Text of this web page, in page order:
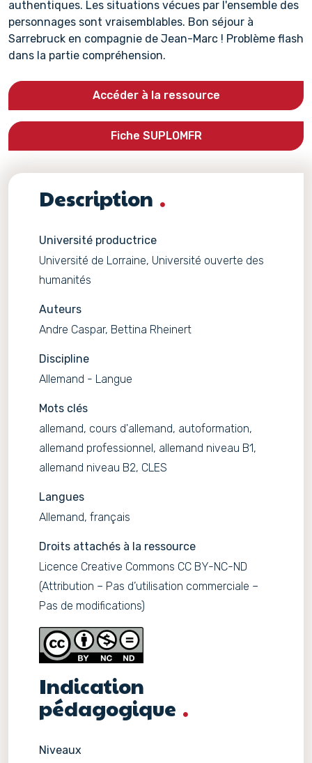
authentiques. Les situations vécues par l'ensemble des
personnages sont vraisemblables. Bon séjour à
Sarrebruck en compagnie de Jean-Marc ! Problème flash
dans la partie compréhension.
Accéder à la ressource
Fiche SUPLOMFR
Description
Université productrice
Université de Lorraine, Université ouverte des
humanités
Auteurs
Andre Caspar, Bettina Rheinert
Discipline
Allemand - Langue
Mots clés
allemand, cours d'allemand, autoformation,
allemand professionnel, allemand niveau B1,
allemand niveau B2, CLES
Langues
Allemand, français
Droits attachés à la ressource
Licence Creative Commons CC BY-NC-ND
(Attribution – Pas d’utilisation commerciale –
Pas de modifications)
Indication
pédagogique
Niveaux